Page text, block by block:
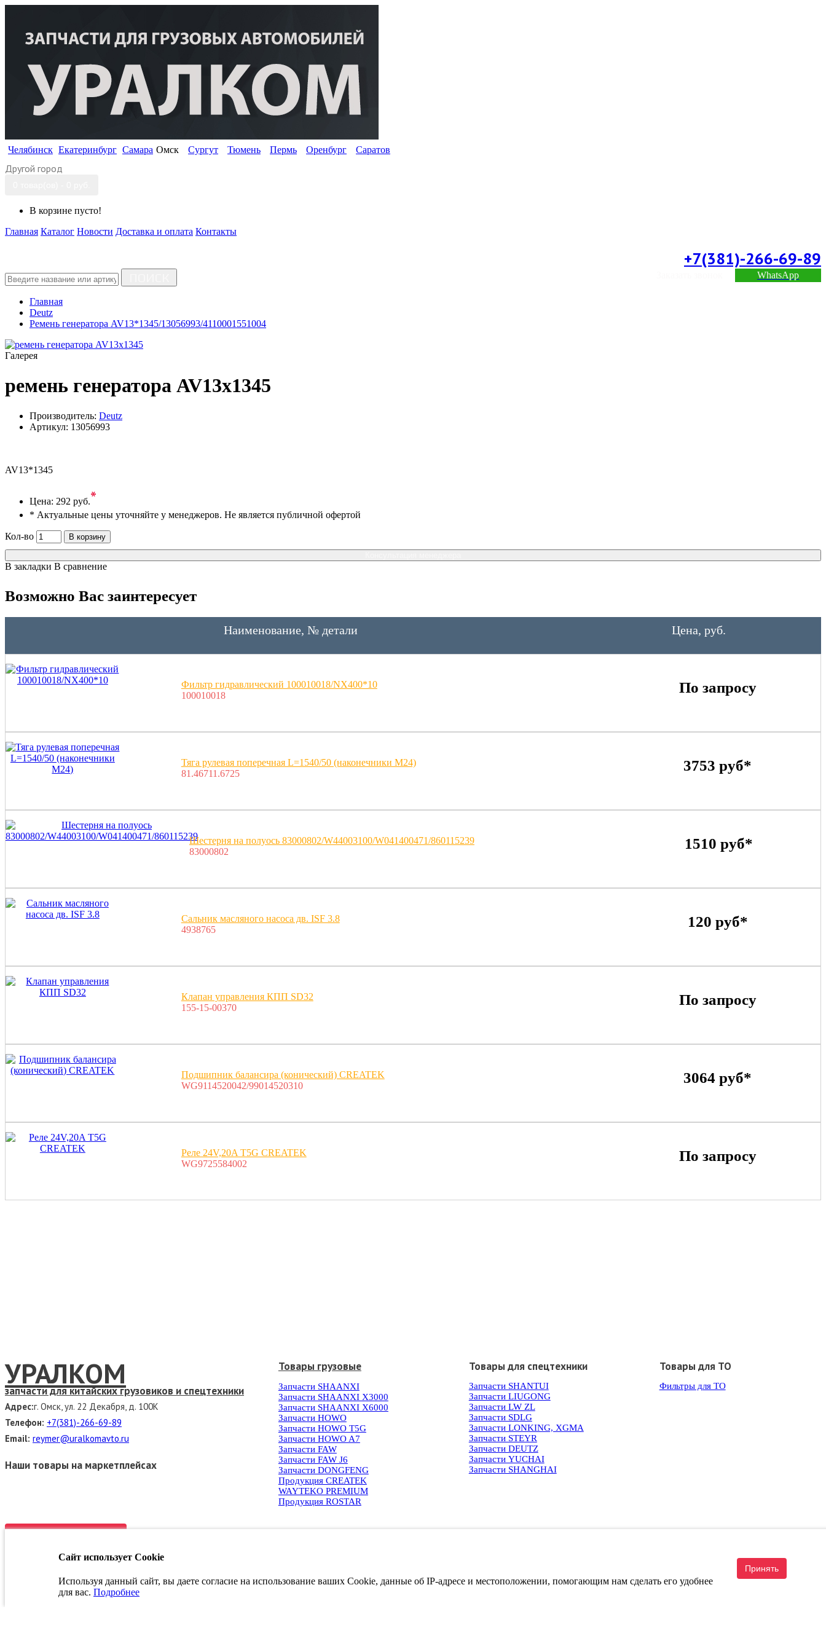
Челябинск Екатеринбург Самара Омск Сургут Тюмень Пермь Оренбург Саратов
Другой город
В корзине пусто!
Главная Каталог Новости Доставка и оплата Контакты
+7(381)-266-69-89
WhatsApp
Главная
Deutz
Ремень генератора AV13*1345/13056993/4110001551004
Галерея
ремень генератора AV13х1345
Производитель: Deutz
Артикул: 13056993
AV13*1345
Цена: 292 руб.*
* Актуальные цены уточняйте у менеджеров. Не является публичной офертой
Кол-во
В корзину
В закладки В сравнение
Возможно Вас заинтересует
Наименование, № детали Цена, руб.
Фильтр гидравлический 100010018/NX400*10
100010018
По запросу
Тяга рулевая поперечная L=1540/50 (наконечники M24)
81.46711.6725
3753 руб*
Шестерня на полуось 83000802/W44003100/W041400471/860115239
83000802
1510 руб*
Сальник масляного насоса дв. ISF 3.8
4938765
120 руб*
Клапан управления КПП SD32
155-15-00370
По запросу
Подшипник балансира (конический) CREATEK
WG9114520042/99014520310
3064 руб*
Реле 24V,20A T5G CREATEK
WG9725584002
По запросу
УРАЛКОМ
запчасти для китайских грузовиков и спецтехники
Адрес:г. Омск, ул. 22 Декабря, д. 100К
Телефон: +7(381)-266-69-89
Email: reymer@uralkomavto.ru
Наши товары на маркетплейсах
Товары грузовые
Запчасти SHAANXI
Запчасти SHAANXI X3000
Запчасти SHAANXI X6000
Запчасти HOWO
Запчасти HOWO T5G
Запчасти HOWO A7
Запчасти FAW
Запчасти FAW J6
Запчасти DONGFENG
Продукция CREATEK
WAYTEKO PREMIUM
Продукция ROSTAR
Товары для спецтехники
Запчасти SHANTUI
Запчасти LIUGONG
Запчасти LW ZL
Запчасти SDLG
Запчасти LONKING, XGMA
Запчасти STEYR
Запчасти DEUTZ
Запчасти YUCHAI
Запчасти SHANGHAI
Товары для ТО
Фильтры для ТО
Сайт использует Cookie
Используя данный сайт, вы даете согласие на использование ваших Cookie, данные об IP-адресе и местоположении, помогающим нам сделать его удобнее
для вас. Подробнее
Принять